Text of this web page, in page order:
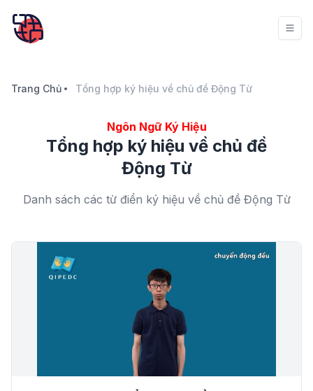
Trang Chủ Tổng hợp ký hiệu về chủ đề Động Từ
Ngôn Ngữ Ký Hiệu
Tổng hợp ký hiệu về chủ đề
Động Từ
Danh sách các từ điển ký hiệu về chủ đề Động Từ